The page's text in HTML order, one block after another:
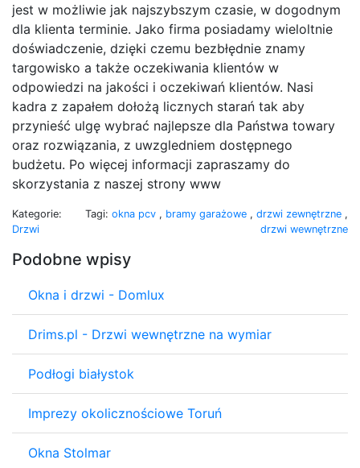
jest w możliwie jak najszybszym czasie, w dogodnym
dla klienta terminie. Jako firma posiadamy wieloltnie
doświadczenie, dzięki czemu bezbłędnie znamy
targowisko a także oczekiwania klientów w
odpowiedzi na jakości i oczekiwań klientów. Nasi
kadra z zapałem dołożą licznych starań tak aby
przynieść ulgę wybrać najlepsze dla Państwa towary
oraz rozwiązania, z uwzgledniem dostępnego
budżetu. Po więcej informacji zapraszamy do
skorzystania z naszej strony www
Kategorie:
Drzwi
Tagi: okna pcv , bramy garażowe , drzwi zewnętrzne ,
drzwi wewnętrzne
Podobne wpisy
Okna i drzwi - Domlux
Drims.pl - Drzwi wewnętrzne na wymiar
Podłogi białystok
Imprezy okolicznościowe Toruń
Okna Stolmar